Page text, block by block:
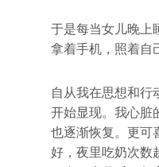
于是每当女儿晚上
拿着手机，照着自
自从我在思想和行
开始显现。我心脏
也逐渐恢复。更可
好，夜里吃奶次数